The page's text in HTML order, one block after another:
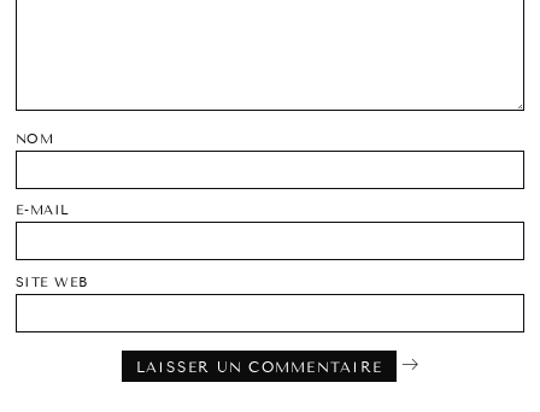
NOM
E-MAIL
SITE WEB